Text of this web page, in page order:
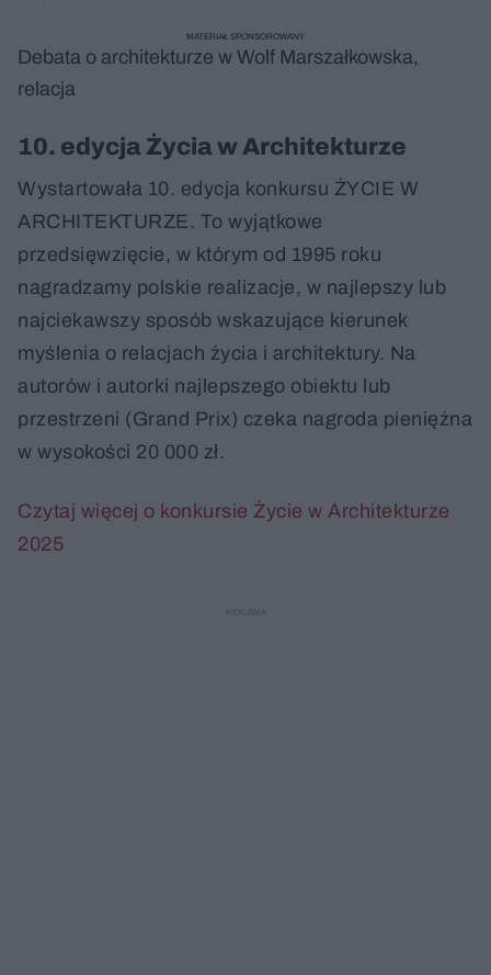
Debata o architekturze w Wolf Marszałkowska,
relacja
MATERIAŁ SPONSOROWANY
10. edycja Życia w Architekturze
Wystartowała 10. edycja konkursu ŻYCIE W
ARCHITEKTURZE. To wyjątkowe
przedsięwzięcie, w którym od 1995 roku
nagradzamy polskie realizacje, w najlepszy lub
najciekawszy sposób wskazujące kierunek
myślenia o relacjach życia i architektury. Na
autorów i autorki najlepszego obiektu lub
przestrzeni (Grand Prix) czeka nagroda pieniężna
w wysokości 20 000 zł.
Czytaj więcej o konkursie Życie w Architekturze
2025